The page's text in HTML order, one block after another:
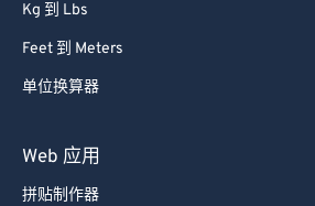
Kg 到 Lbs
Feet 到 Meters
单位换算器
Web 应用
拼贴制作器